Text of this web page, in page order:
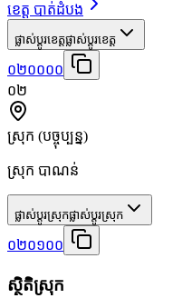
ខេត្ត បាត់ដំបង
ផ្លាស់ប្តូរខេត្តផ្លាស់ប្តូរខេត្ត
០២០០០០
០២
ស្រុក (បច្ចុប្បន្ន)
ស្រុក បាណន់
ផ្លាស់ប្តូរស្រុកផ្លាស់ប្តូរស្រុក
០២០១០០
ស្ថិតិស្រុក